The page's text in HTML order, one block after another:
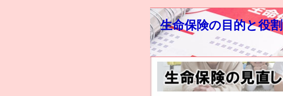
生命保険の目的と役割